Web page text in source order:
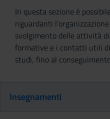
In questa sezione è
riguardanti
svolgimento delle attività
formative e i contatti utili
studi, fino al
Insegnamenti